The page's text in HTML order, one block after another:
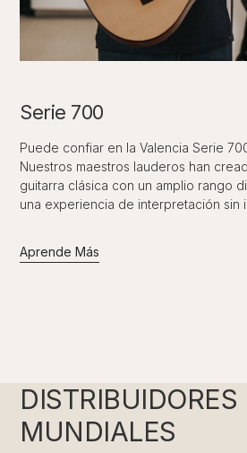
Serie 700
Puede confiar en la Valencia Serie
Nuestros maestros lauderos han
guitarra clásica con un amplio rango
una experiencia de interpretación sin
Aprende Más
DISTRIBUIDORES
MUNDIALES